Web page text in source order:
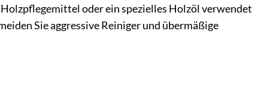
oder ein spezielles Holzöl verwendet
Sie aggressive Reiniger und übermäßige